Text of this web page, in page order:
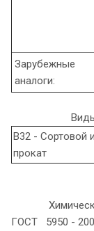
Зарубежные
аналоги:
В32 - Сортовой
прокат
ГОСТ 5950 -